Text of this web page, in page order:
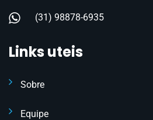
(31) 98878-6935
Links uteis
Sobre
Equipe